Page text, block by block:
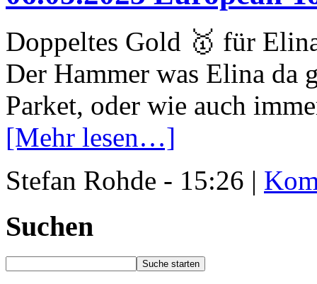
Doppeltes Gold 🥇 für
Der Hammer was Elina da
Parket, oder wie auch
[Mehr lesen…]
Stefan Rohde - 15:26 |
Suchen